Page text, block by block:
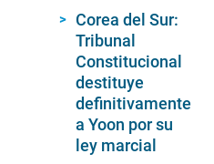
Corea del Sur:
Tribunal
Constitucional
destituye
definitivamente
a Yoon por su
ley marcial